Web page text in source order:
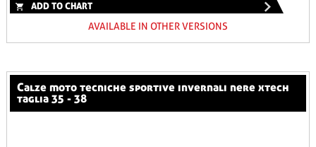
ADD TO CHART
AVAILABLE IN OTHER VERSIONS
calze moto tecniche sportive invernali nere xtech
taglia 35 - 38